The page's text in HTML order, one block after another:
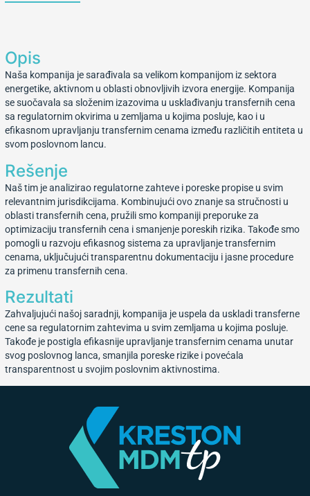
Opis
Naša kompanija je sarađivala sa velikom kompanijom iz sektora
energetike, aktivnom u oblasti obnovljivih izvora energije. Kompanija
se suočavala sa složenim izazovima u usklađivanju transfernih cena
sa regulatornim okvirima u zemljama u kojima posluje, kao i u
efikasnom upravljanju transfernim cenama između različitih entiteta u
svom poslovnom lancu.
Rešenje
Naš tim je analizirao regulatorne zahteve i poreske propise u svim
relevantnim jurisdikcijama. Kombinujući ovo znanje sa stručnosti u
oblasti transfernih cena, pružili smo kompaniji preporuke za
optimizaciju transfernih cena i smanjenje poreskih rizika. Takođe smo
pomogli u razvoju efikasnog sistema za upravljanje transfernim
cenama, uključujući transparentnu dokumentaciju i jasne procedure
za primenu transfernih cena.
Rezultati
Zahvaljujući našoj saradnji, kompanija je uspela da uskladi transferne
cene sa regulatornim zahtevima u svim zemljama u kojima posluje.
Takođe je postigla efikasnije upravljanje transfernim cenama unutar
svog poslovnog lanca, smanjila poreske rizike i povećala
transparentnost u svojim poslovnim aktivnostima.